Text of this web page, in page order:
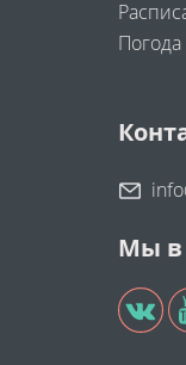
Погода
Мы в